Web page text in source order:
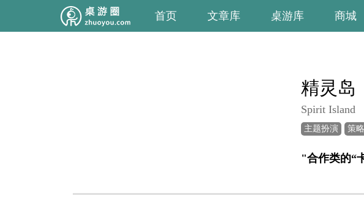
首页 文章库 桌游库 商城
精灵岛
Spirit Island
主题扮演 策
"合作类的“